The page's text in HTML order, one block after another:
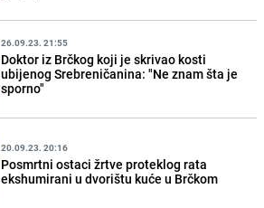
26.09.23. 21:55
Doktor iz Brčkog koji je skrivao kosti
ubijenog Srebreničanina: "Ne znam šta je
sporno"
20.09.23. 20:16
Posmrtni ostaci žrtve proteklog rata
ekshumirani u dvorištu kuće u Brčkom